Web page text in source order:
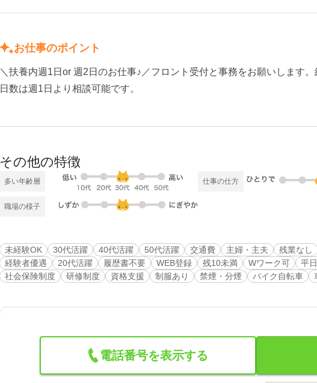
お仕事のポイント
＼扶養内週1日or 週2日のお仕事♪／フロント受付と事務をお願いします
日数は週1日より相談可能です。
その他の特徴
多い年齢層 仕事の仕方
職場の様子
未経験OK 30代活躍 40代活躍 50代活躍 交通費 主婦・主夫 残業なし
経験者優遇
20代活躍 履歴書不要 WEB登録 残10未満 Wワーク可 平
社会保険制度
研修制度 資格支援 制服あり 禁煙・分煙 バイク自転車
電話番号を表示する